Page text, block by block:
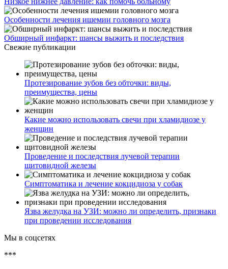
Особенности лечения ишемии головного мозга
Обширный инфаркт: шансы выжить и последствия
Свежие публикации
Протезирование зубов без обточки: виды,
преимущества, цены
Какие можно использовать свечи при хламидиозе у
женщин
Проведение и последствия лучевой терапии
щитовидной железы
Симптоматика и лечение кокцидиоза у собак
Язва желудка на УЗИ: можно ли определить, признаки
при проведении исследования
Мы в соцсетях
***